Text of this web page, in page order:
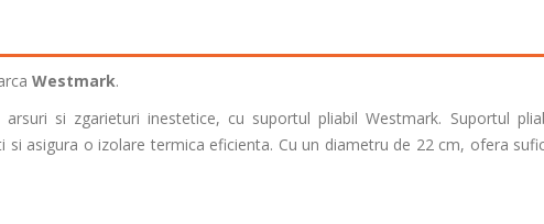
Westmark.
si zgarieturi inestetice, cu suportul pliabil Westmark. Suportul
asigura o izolare termica eficienta. Cu un diametru de 22 cm, ofera